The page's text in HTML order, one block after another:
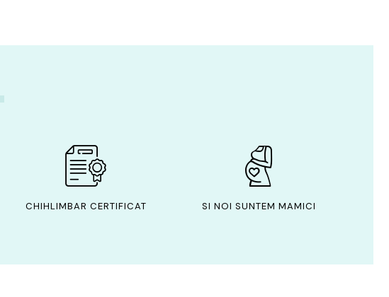
CHIHLIMBAR CERTIFICAT SI NOI SUNTEM MAMICI